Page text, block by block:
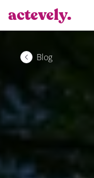
actevely.
Blog